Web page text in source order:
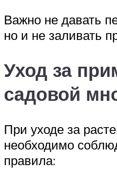
Важно не давать
но и не заливать
Уход за
садовой
При уходе за
необходимо
правила: